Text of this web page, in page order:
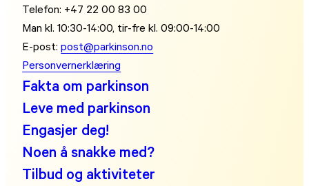
Telefon: +47 22 00 83 00
Man kl. 10:30-14:00, tir-fre kl. 09:00-14:00
E-post:post@parkinson.no
Personvernerklæring
Fakta om parkinson
Leve med parkinson
Engasjer deg!
Noen å snakke med?
Tilbud og aktiviteter